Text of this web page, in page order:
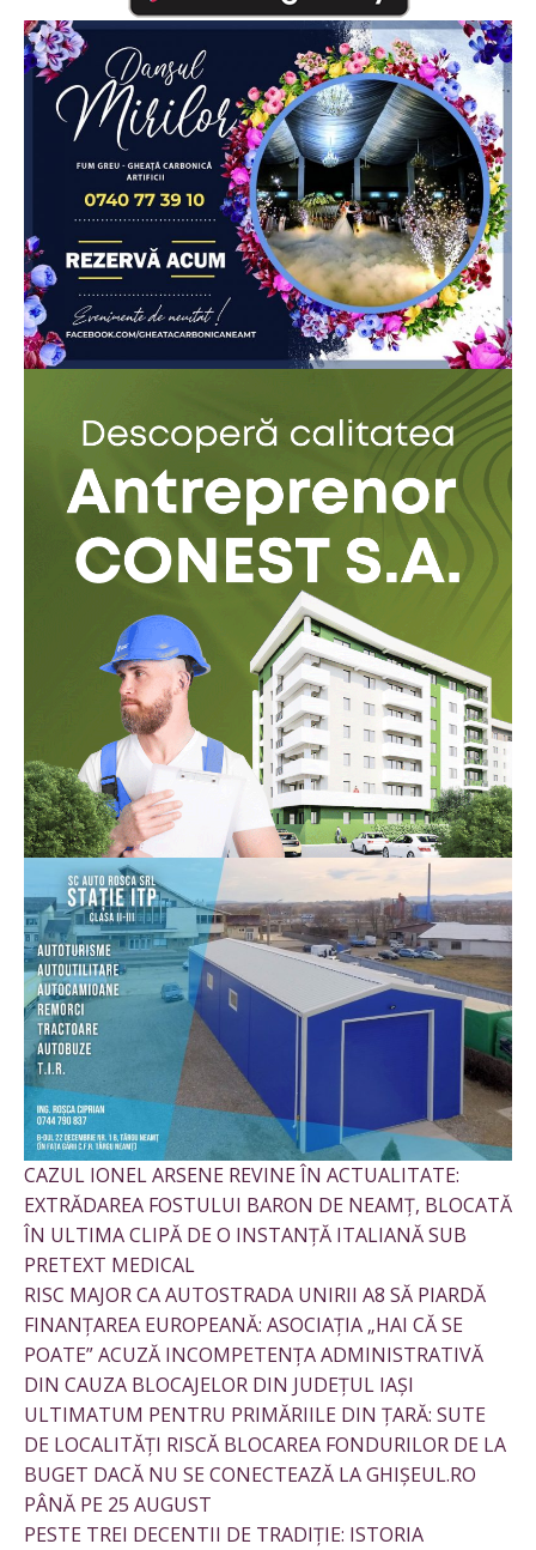
CAZUL IONEL ARSENE REVINE ÎN ACTUALITATE:
EXTRĂDAREA FOSTULUI BARON DE NEAMȚ, BLOCATĂ
ÎN ULTIMA CLIPĂ DE O INSTANȚĂ ITALIANĂ SUB
PRETEXT MEDICAL
RISC MAJOR CA AUTOSTRADA UNIRII A8 SĂ PIARDĂ
FINANȚAREA EUROPEANĂ: ASOCIAȚIA „HAI CĂ SE
POATE” ACUZĂ INCOMPETENȚA ADMINISTRATIVĂ
DIN CAUZA BLOCAJELOR DIN JUDEȚUL IAȘI
ULTIMATUM PENTRU PRIMĂRIILE DIN ȚARĂ: SUTE
DE LOCALITĂȚI RISCĂ BLOCAREA FONDURILOR DE LA
BUGET DACĂ NU SE CONECTEAZĂ LA GHIȘEUL.RO
PÂNĂ PE 25 AUGUST
PESTE TREI DECENTII DE TRADIȚIE: ISTORIA